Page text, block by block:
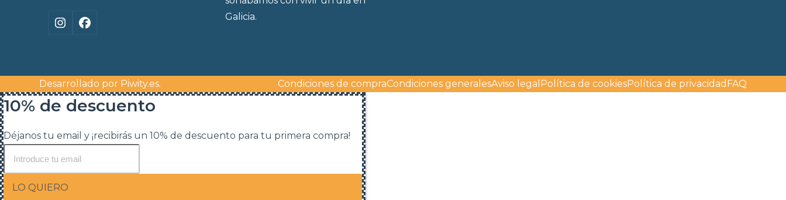
Instagram
Facebook
Galicia.
Desarrollado por Piwity.es. Condiciones de compraCondiciones generalesAviso legal Política de cookiesPolítica de privacidad FAQ
10% de descuento
Déjanos tu email y ¡recibirás un 10% de descuento para tu primera compra!
LO QUIERO